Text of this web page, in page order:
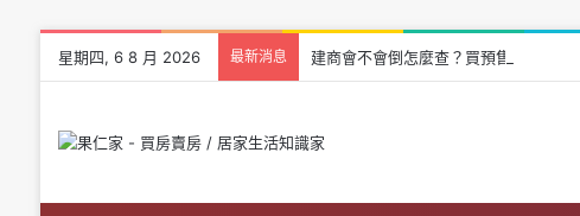
星期四, 6 8 月 2026 最新消息 建商會不會倒怎麼查？買預售屋前必查